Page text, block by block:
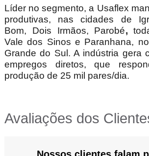
Líder no segmento, a Usaflex
produtivas, nas cidades de
Bom, Dois Irmãos, Parobé,
Vale dos Sinos e Paranhana,
Grande do Sul. A indústria gera
empregos diretos, que
produção de 25 mil pares/dia.
Avaliações dos